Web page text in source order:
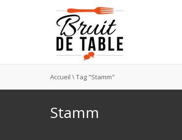
Accueil \Tag "Stamm"
Stamm